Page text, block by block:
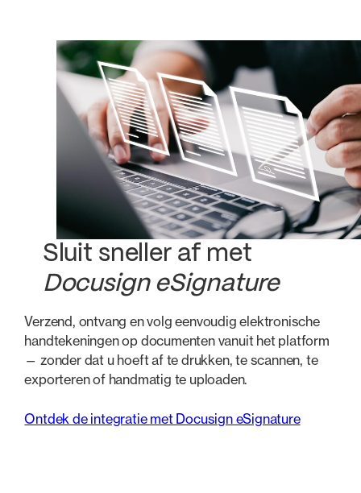
Sluit sneller af met
Docusign eSignature
Verzend, ontvang en volg eenvoudig elektronische
handtekeningen op documenten vanuit het platform
— zonder dat u hoeft af te drukken, te scannen, te
exporteren of handmatig te uploaden.
Ontdek de integratie met Docusign eSignature